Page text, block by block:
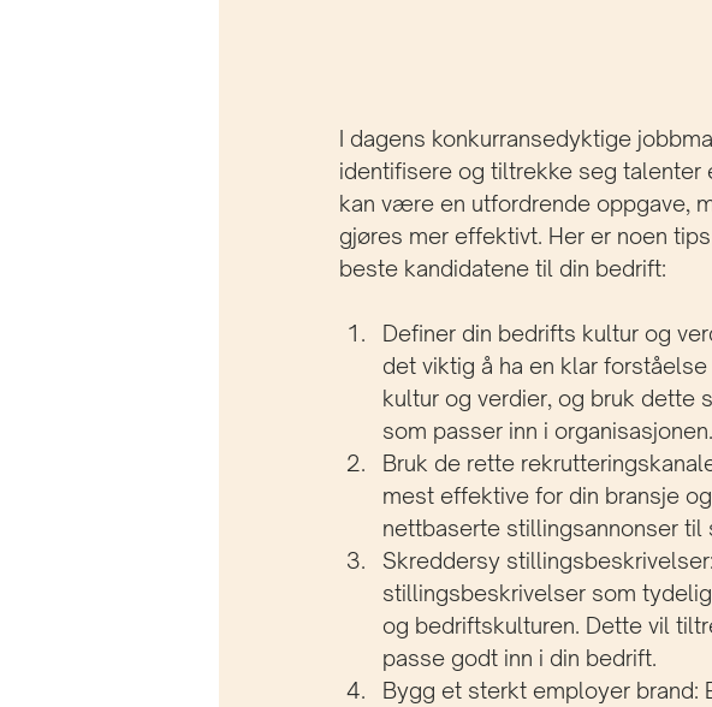
I dagens konkurransedyktige
identifisere og tiltrekke seg
kan være en utfordrende oppgave,
gjøres mer effektivt. Her er noen
beste kandidatene til din bedrift:
Definer din bedrifts kultur og
det viktig å ha en klar
kultur og verdier, og bruk dette
som passer inn i organisasjonen.
Bruk de rette
mest effektive for din bransje
nettbaserte stillingsannonser
Skreddersy
stillingsbeskrivelser som
og bedriftskulturen. Dette vil
passe godt inn i din bedrift.
Bygg et sterkt employer